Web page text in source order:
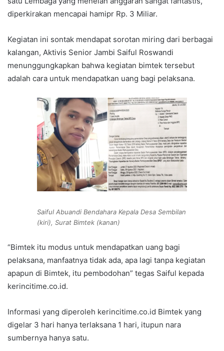
diperkirakan mencapai hamipr Rp. 3 Miliar.
Kegiatan ini sontak mendapat sorotan miring dari berbagai
kalangan, Aktivis Senior Jambi Saiful Roswandi
menunggungkapkan bahwa kegiatan bimtek tersebut
adalah cara untuk mendapatkan uang bagi pelaksana.
Saiful Abuandi Bendahara Kepala Desa Sembilan
(kiri), Surat Bimtek (kanan)
“Bimtek itu modus untuk mendapatkan uang bagi
pelaksana, manfaatnya tidak ada, apa lagi tanpa kegiatan
apapun di Bimtek, itu pembodohan” tegas Saiful kepada
kerincitime.co.id.
Informasi yang diperoleh kerincitime.co.id Bimtek yang
digelar 3 hari hanya terlaksana 1 hari, itupun nara
sumbernya hanya satu.